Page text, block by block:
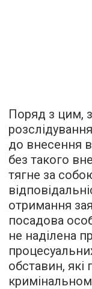
Поряд з цим,
до внесення
без такого
тягне за
отримання
посадова
не наділена
обставин,